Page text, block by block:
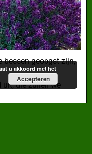
bessen geoogst zijn,
uit, die zullen we
u akkoord met het
Accepteren